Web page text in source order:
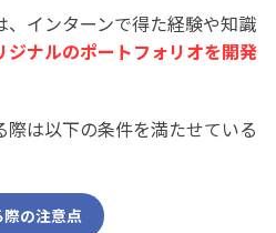
インターンで得た経験や知識
ジナルのポートフォリオを開発
は以下の条件を満たせている
の注意点